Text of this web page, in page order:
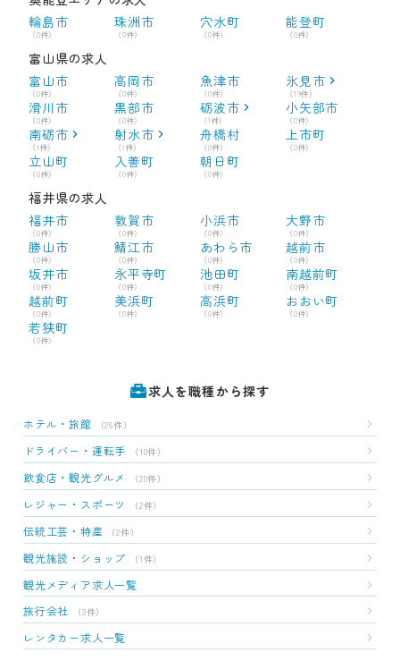
輪島市
（0件）
珠洲市
（0件）
穴水町
（0件）
能登町
（0件）
富山県の求人
富山市
（0件）
高岡市
（0件）
魚津市
（0件）
氷見市
（19件）
滑川市
（0件）
黒部市
（0件）
砺波市
（1件）
小矢部市
（0件）
南砺市
（1件）
射水市
（1件）
舟橋村
（0件）
上市町
（0件）
立山町
（0件）
入善町
（0件）
朝日町
（0件）
福井県の求人
福井市
（0件）
敦賀市
（0件）
小浜市
（0件）
大野市
（0件）
勝山市
（0件）
鯖江市
（0件）
あわら市
（0件）
越前市
（0件）
坂井市
（0件）
永平寺町
（0件）
池田町
（0件）
南越前町
（0件）
越前町
（0件）
美浜町
（0件）
高浜町
（0件）
おおい町
（0件）
若狭町
（0件）
求人を職種から探す
ホテル・旅館 （26件）
ドライバー・運転手 （10件）
飲食店・観光グルメ （20件）
レジャー・スポーツ （2件）
伝統工芸・特産 （2件）
観光施設・ショップ （1件）
観光メディア求人一覧
旅行会社
（3件）
レンタカー求人一覧